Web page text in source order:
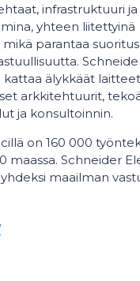
infrastruktuuri
yhteen liitettyinä
parantaa
kattaa älykkäät
arkkitehtuurit,
ja konsultoinnin.
on 160 000
maassa. Schneider
maailman